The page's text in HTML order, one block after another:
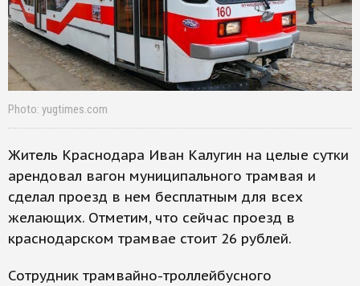
Photo: yugtimes.com
Житель Краснодара Иван Калугин на целые сутки
арендовал вагон муниципального трамвая и
сделал проезд в нем бесплатным для всех
желающих. Отметим, что сейчас проезд в
краснодарском трамвае стоит 26 рублей.
Сотрудник трамвайно-троллейбусного